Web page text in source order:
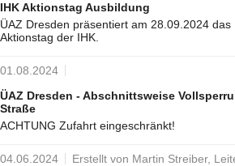
IHK Aktionstag Ausbildung
ÜAZ Dresden präsentiert am 28.09.2024 das
Aktionstag der IHK.
01.08.2024
ÜAZ Dresden - Abschnittsweise
Straße
ACHTUNG Zufahrt eingeschränkt!
04.06.2024
Erstellt von Martin Streiber,